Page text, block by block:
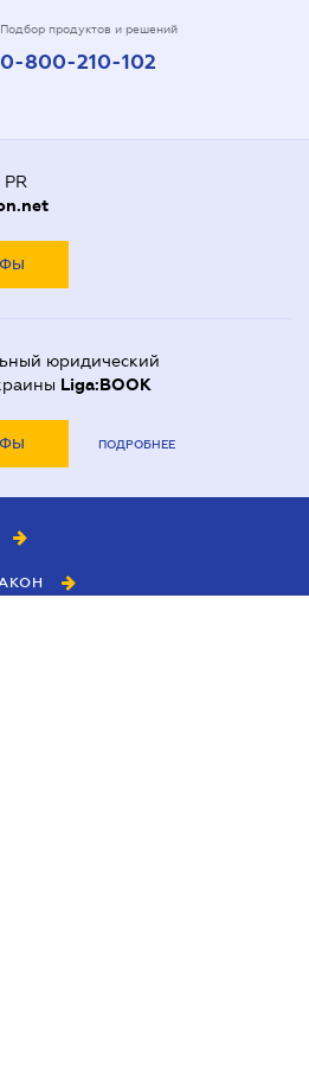
Подбор продуктов и решений
0-800-210-102
юридический
Liga:BOOK
ПОДРОБНЕЕ